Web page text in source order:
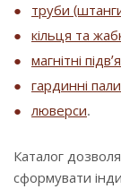
труби
кільця та
магнітні
гардинні
люверси.
Каталог
сформувати